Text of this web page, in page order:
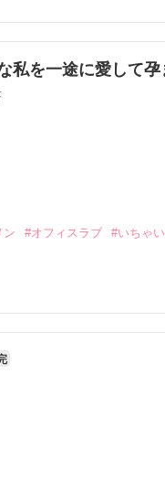
。
私を一途に愛して孕
ン #オフィスラブ
#いちゃ
なる。
なんと彼の正体は、とあ
でも冷徹だと評判な社長
話を口実にしばしば呼び